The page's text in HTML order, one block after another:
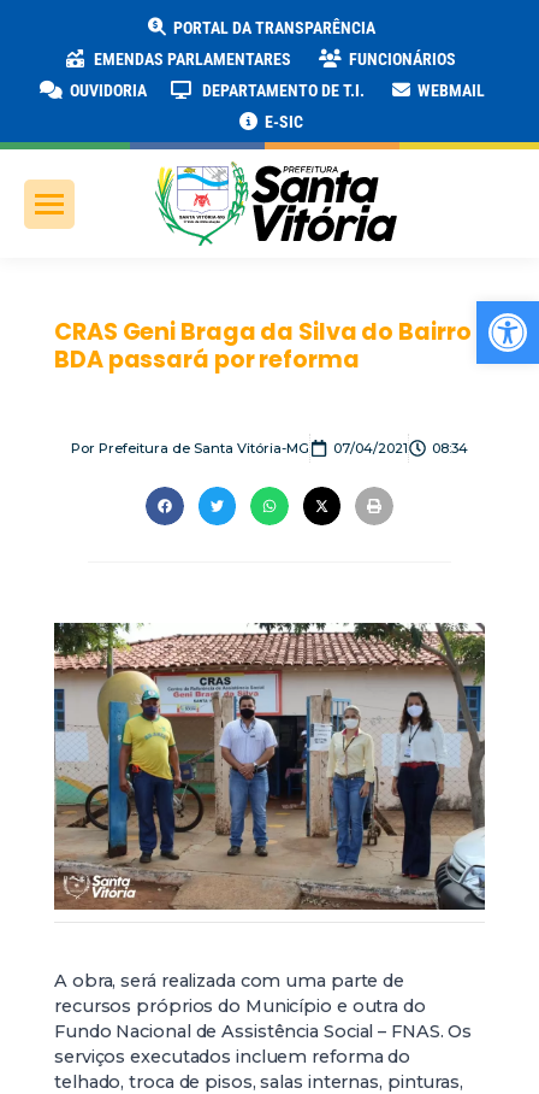
PORTAL DA TRANSPARÊNCIA
EMENDAS PARLAMENTARES
FUNCIONÁRIOS
OUVIDORIA
DEPARTAMENTO DE T.I.
WEBMAIL
E-SIC
CRAS Geni Braga da Silva do Bairro
BDA passará por reforma
Por Prefeitura de Santa Vitória-MG 07/04/2021 08:34
A obra, será realizada com uma parte de
recursos próprios do Município e outra do
Fundo Nacional de Assistência Social – FNAS. Os
serviços executados incluem reforma do
telhado, troca de pisos, salas internas, pinturas,